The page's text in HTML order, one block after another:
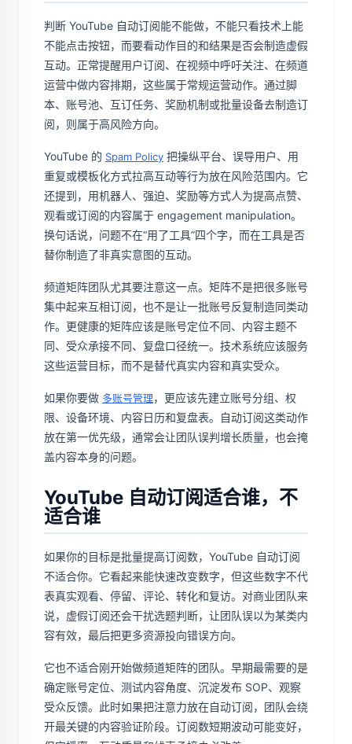
判断 YouTube 自动订阅能不能做，不能只看技术上能
不能点击按钮，而要看动作目的和结果是否会制造虚假
互动。正常提醒用户订阅、在视频中呼吁关注、在频道
运营中做内容排期，这些属于常规运营动作。通过脚
本、账号池、互订任务、奖励机制或批量设备去制造订
阅，则属于高风险方向。
YouTube 的 Spam Policy 把操纵平台、误导用户、用
重复或模板化方式拉高互动等行为放在风险范围内。它
还提到，用机器人、强迫、奖励等方式人为提高点赞、
观看或订阅的内容属于 engagement manipulation。
换句话说，问题不在“用了工具”四个字，而在工具是否
替你制造了非真实意图的互动。
频道矩阵团队尤其要注意这一点。矩阵不是把很多账号
集中起来互相订阅，也不是让一批账号反复制造同类动
作。更健康的矩阵应该是账号定位不同、内容主题不
同、受众承接不同、复盘口径统一。技术系统应该服务
这些运营目标，而不是替代真实内容和真实受众。
如果你要做 多账号管理，更应该先建立账号分组、权
限、设备环境、内容日历和复盘表。自动订阅这类动作
放在第一优先级，通常会让团队误判增长质量，也会掩
盖内容本身的问题。
YouTube 自动订阅适合谁，不
适合谁
如果你的目标是批量提高订阅数，YouTube 自动订阅
不适合你。它看起来能快速改变数字，但这些数字不代
表真实观看、停留、评论、转化和复访。对商业团队来
说，虚假订阅还会干扰选题判断，让团队误以为某类内
容有效，最后把更多资源投向错误方向。
它也不适合刚开始做频道矩阵的团队。早期最需要的是
确定账号定位、测试内容角度、沉淀发布 SOP、观察
受众反馈。此时如果把注意力放在自动订阅，团队会绕
开最关键的内容验证阶段。订阅数短期波动可能变好，